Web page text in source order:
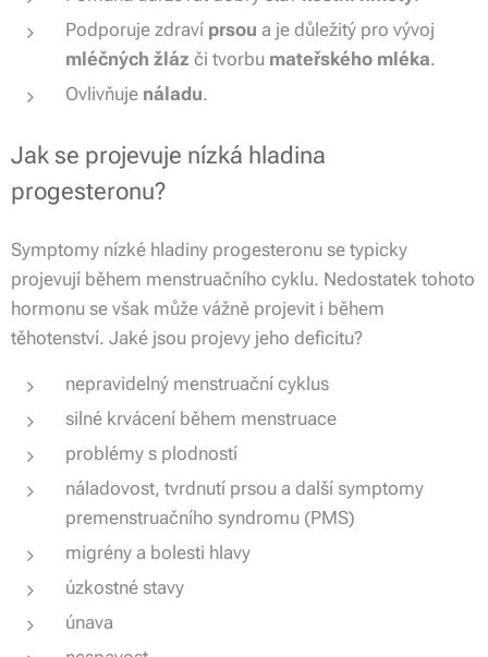
Podporuje zdraví prsou a je důležitý pro vývoj
mléčných žláz či tvorbu mateřského mléka.
Ovlivňuje náladu.
Jak se projevuje nízká hladina
progesteronu?
Symptomy nízké hladiny progesteronu se typicky
projevují během menstruačního cyklu. Nedostatek tohoto
hormonu se však může vážně projevit i během
těhotenství. Jaké jsou projevy jeho deficitu?
nepravidelný menstruační cyklus
silné krvácení během menstruace
problémy s plodností
náladovost, tvrdnutí prsou a další symptomy
premenstruačního syndromu (PMS)
migrény a bolesti hlavy
úzkostné stavy
únava